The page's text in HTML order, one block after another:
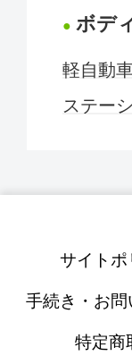
ボデ
軽自動
ステー
サイトポ
手続き・お問
特定商